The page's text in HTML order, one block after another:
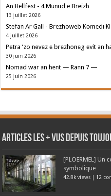
An Hellfest - 4 Munud e Breizh
13 juillet 2026
Stefan Ar Gall - Brezhoweb Komedi
4 juillet 2026
Petra 'zo nevez e brezhoneg evit an
30 juin 2026
Nomad war an hent — Rann 7 —
25 juin 2026
Articles les + vus depuis
[PLOERMEL] Un
symbolique
42.8k views | 12